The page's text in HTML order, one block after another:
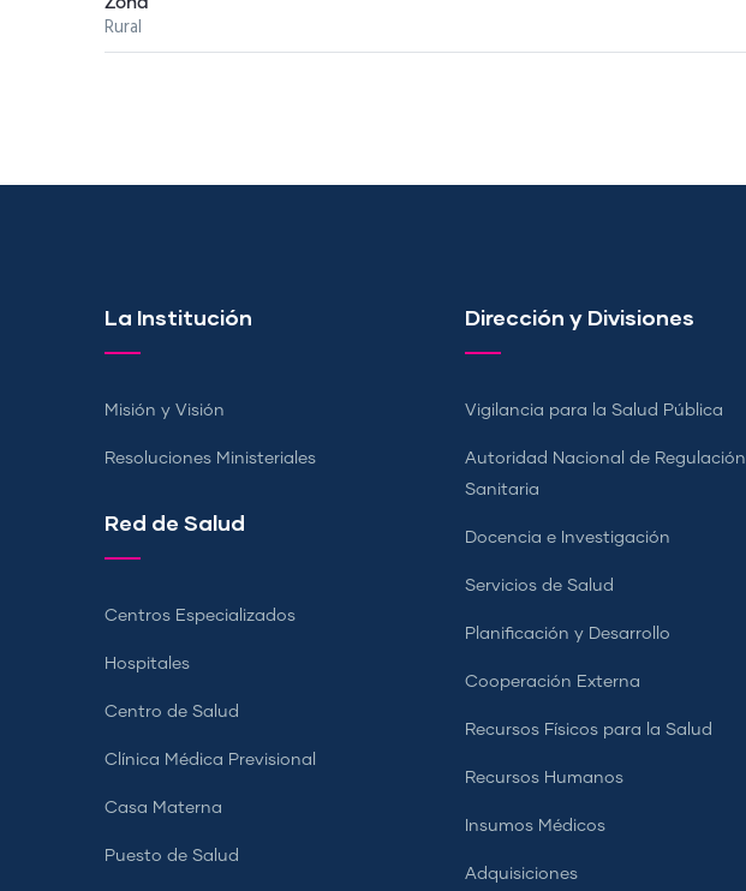
Rural
La Institución
Misión y Visión
Resoluciones Ministeriales
Red de Salud
Centros Especializados
Hospitales
Centro de Salud
Clínica Médica Previsional
Casa Materna
Puesto de Salud
Dirección y Divisiones
Vigilancia para la Salud Pública
Autoridad Nacional de Regulación
Sanitaria
Docencia e Investigación
Servicios de Salud
Planificación y Desarrollo
Cooperación Externa
Recursos Físicos para la Salud
Recursos Humanos
Insumos Médicos
Adquisiciones